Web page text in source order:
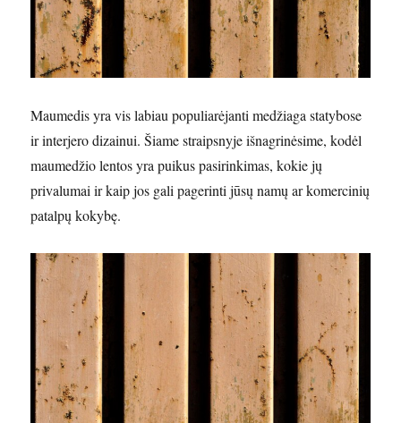
Maumedis yra vis labiau populiarėjanti medžiaga statybose
ir interjero dizainui. Šiame straipsnyje išnagrinėsime, kodėl
maumedžio lentos yra puikus pasirinkimas, kokie jų
privalumai ir kaip jos gali pagerinti jūsų namų ar komercinių
patalpų kokybę.